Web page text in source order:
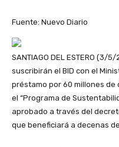
Fuente: Nuevo Diario
SANTIAGO DEL ESTERO (3/
suscribirán el BID con el
préstamo por 60 millones
el “Programa de
aprobado a través del
que beneficiará a decenas